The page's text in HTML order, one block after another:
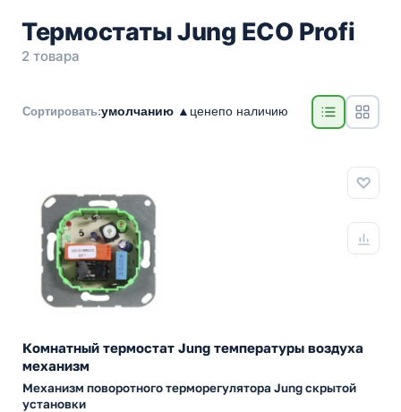
Термостаты Jung ECO Profi
2 товара
Сортировать:умолчанию ▲ ценепо наличию
Комнатный термостат Jung температуры воздуха
механизм
Механизм поворотного терморегулятора Jung скрытой
установки